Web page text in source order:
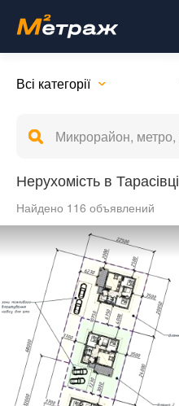
Всі категорії
Нерухомість в Тарасівці
Найдено 116 объявлений